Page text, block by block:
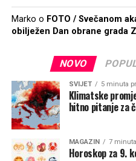
Marko o FOTO / Svečanom
obilježen Dan obrane grada
NOVO
SVIJET 5 minuta
Klimatske
hitno pitanje za
MAGAZIN 7
Horoskop za 9.